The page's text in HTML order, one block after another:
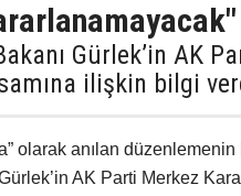
Gürlek’in AK
ilişkin bilgi
olarak anılan
AK Parti Merkez